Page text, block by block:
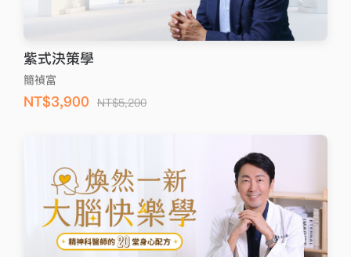
紫式決策學
簡禎富
NT$3,900 NT$5,200